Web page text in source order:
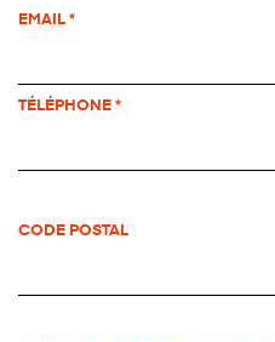
EMAIL
TÉLÉPHONE
CODE POSTAL